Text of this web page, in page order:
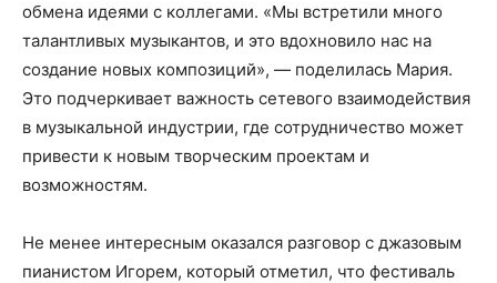
обмена идеями с коллегами. «Мы встретили много
талантливых музыкантов, и это вдохновило нас на
создание новых композиций», — поделилась Мария.
Это подчеркивает важность сетевого взаимодействия
в музыкальной индустрии, где сотрудничество может
привести к новым творческим проектам и
возможностям.
Не менее интересным оказался разговор с джазовым
пианистом Игорем, который отметил, что фестиваль